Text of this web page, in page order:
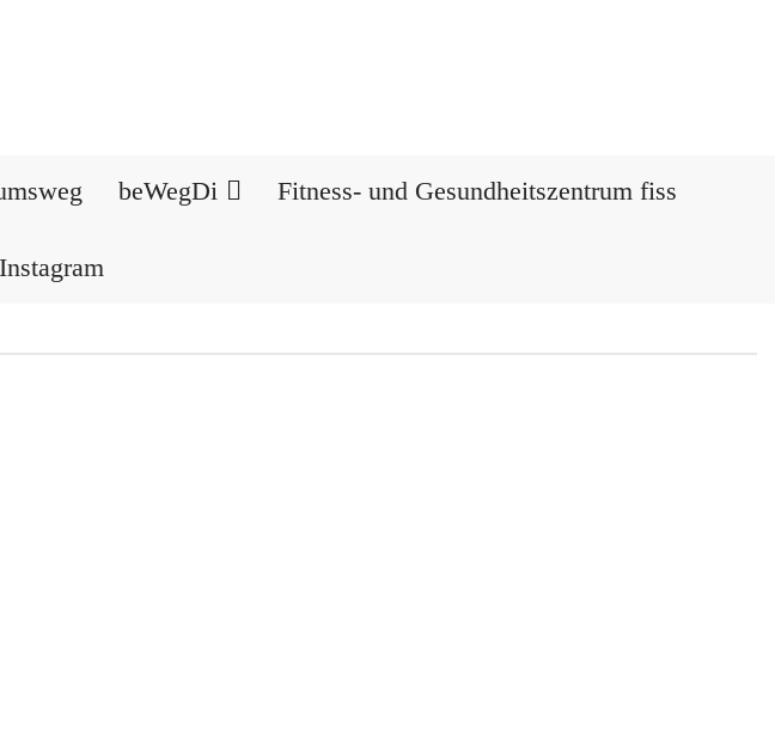
beWegDi Fitness- und Gesundheitszentrum fiss